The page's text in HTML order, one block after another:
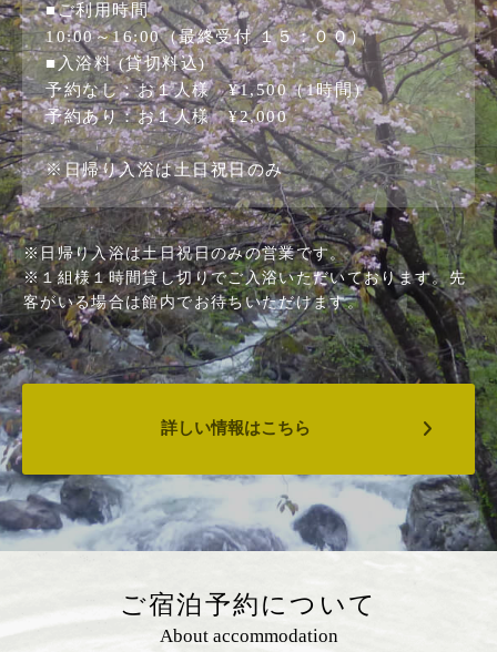
■ご利用時間
10:00～16:00（最終受付 １５：００）
■入浴料 (貸切料込)
予約なし：お１人様 ¥1,500（1時間）
予約あり：お１人様 ¥2,000
※日帰り入浴は土日祝日のみ
※日帰り入浴は土日祝日のみの営業です。
※１組様１時間貸し切りでご入浴いただいております。先
客がいる場合は館内でお待ちいただけます。
詳しい情報はこちら
ご宿泊予約について
About accommodation